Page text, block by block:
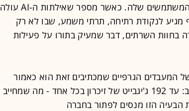
של עיבוד AI שווה לריבוע מספר המשתמשים שלה. כאשר מספר שאילתות ה-AI עולה
לנקודת רתיחה, תרתי משמע, שבו לא רק
בחוות השרתים, דבר שמעיק בתורו על פעילות
המעבדים הגרפיים שמכתיבים זאת הוא כאמור
הזיכרון המצומצם הפעיל בכל שבב: עד 192 ג'יגבייט של זיכרון בכל אחד - מה שמחייב
הבעיה הזו מנסים לפתור בחברה